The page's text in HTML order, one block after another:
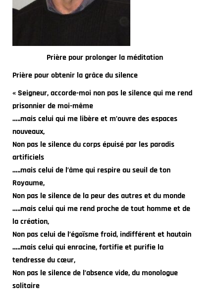
Prière pour prolonger la méditation
Prière pour obtenir la grâce du silence
« Seigneur, accorde-moi non pas le silence qui me rend
prisonnier de moi-même
…..mais celui qui me libère et m’ouvre des espaces
nouveaux,
Non pas le silence du corps épuisé par les paradis
artificiels
…..mais celui de l’âme qui respire au seuil de ton
Royaume,
Non pas le silence de la peur des autres et du monde
…..mais celui qui me rend proche de tout homme et de
la création,
Non pas celui de l’égoïsme froid, indifférent et hautain
…..mais celui qui enracine, fortifie et purifie la
tendresse du cœur,
Non pas le silence de l’absence vide, du monologue
solitaire